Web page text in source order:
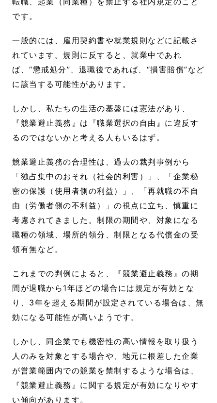
です。
一般的には、雇用契約書や就業規則などに記載さ
れています。規則に反すると、就業中であれ
ば、“懲戒処分”、退職後であれば、“損害賠償”など
に該当する可能性があります。
しかし、私たちの生活の基盤には憲法があり、
『競業避止義務』は『職業選択の自由』に違反す
るのではないかと考える人もいるはず。
競業避止義務の合理性は、過去の裁判事例から
「独占集中のおそれ（社会的利害）」、「企業秘
密の保護（使用者側の利益）」、「再就職の不自
由（労働者側の不利益）」の視点に立ち、慎重に
考慮されてきました。制限の期間や、対象になる
職種の領域、場所的領分、制限となる代償金の受
領有無など。
これまでの判例によると、『競業避止義務』の期
間が退職から1年ほどの場合には規定が有効とな
り、3年を超える期間が設定されている場合は、無
効になる可能性が高いようです。
しかし、同企業でも機密性の高い情報を取り扱う
人のみを対象とする場合や、地元に根差した企業
が営業範囲内での競業を禁制するような場合は、
『競業避止義務』に関する規定が有効になりやす
い傾向があります。